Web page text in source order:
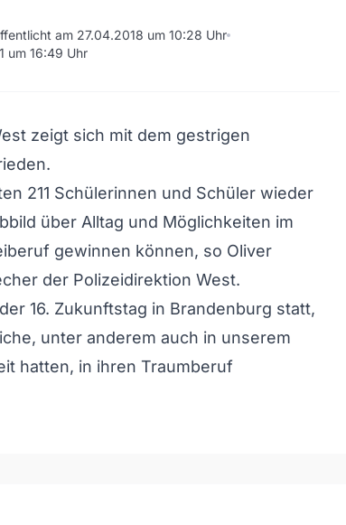
am 27.04.2018 um 10:28 Uhr
um 16:49 Uhr
zeigt sich mit dem gestrigen
211 Schülerinnen und Schüler wieder
über Alltag und Möglichkeiten im
gewinnen können, so Oliver
der Polizeidirektion West.
16. Zukunftstag in Brandenburg statt,
unter anderem auch in unserem
hatten, in ihren Traumberuf